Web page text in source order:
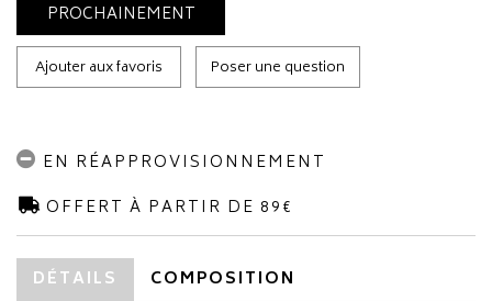
PROCHAINEMENT
Ajouter aux favoris Poser une question
EN RÉAPPROVISIONNEMENT
OFFERT À PARTIR DE 89€
DÉTAILS COMPOSITION